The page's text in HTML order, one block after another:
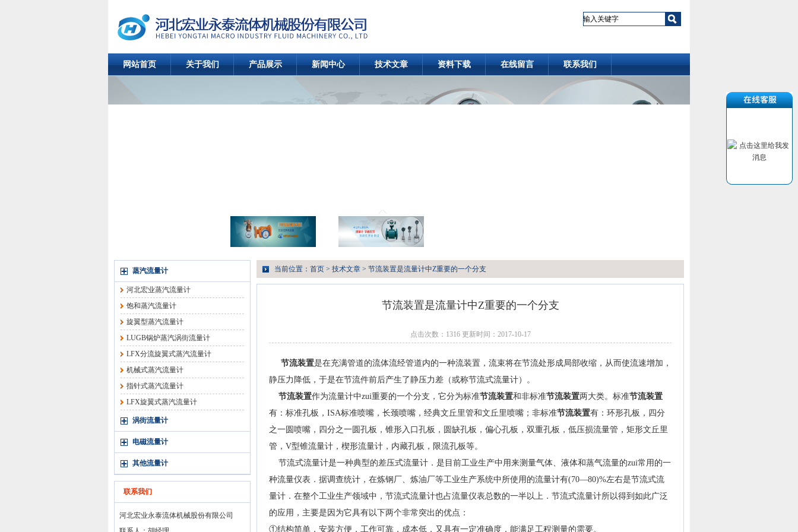
网站首页 关于我们 产品展示 新闻中心 技术文章 资料下载 在线留言 联系我们
蒸汽流量计
河北宏业蒸汽流量计
饱和蒸汽流量计
旋翼型蒸汽流量计
LUGB锅炉蒸汽涡街流量计
LFX分流旋翼式蒸汽流量计
机械式蒸汽流量计
指针式蒸汽流量计
LFX旋翼式蒸汽流量计
涡街流量计
电磁流量计
其他流量计
联系我们
河北宏业永泰流体机械股份有限公司
当前位置： 首页 > 技术文章 > 节流装置是流量计中Z重要的一个分支
节流装置是流量计中Z重要的一个分支
点击次数：1316 更新时间：2017-10-17
节流装置是在充满管道的流体流经管道内的一种流装置，流束将在节流处形成局部收缩，从而使流速增加，
静压力降低，于是在节流件前后产生了静压力差（或称节流式流量计）。
节流装置作为流量计中zui重要的一个分支，它分为标准节流装置和非标准节流装置两大类。标准节流装置
有：标准孔板，ISA标准喷嘴，长颈喷嘴，经典文丘里管和文丘里喷嘴；非标准节流装置有：环形孔板，四分
之一圆喷嘴，四分之一圆孔板，锥形入口孔板，圆缺孔板，偏心孔板，双重孔板，低压损流量管，矩形文丘里
管，V型锥流量计，楔形流量计，内藏孔板，限流孔板等。
节流式流量计是一种典型的差压式流量计．是目前工业生产中用来测量气体、液体和蒸气流量的zui常用的一
种流量仪表．据调查统计，在炼钢厂、炼油厂等工业生产系统中所使用的流量计有(70—80)%左右是节流式流
量计．在整个工业生产领域中，节流式流量计也占流量仪表总数的一半以上．节流式流量计所以得到如此广泛
的应用，主要是因为它具有以下两个非常突出的优点：
①结构简单，安装方便，工作可靠，成本低，又具有一定准确度．能满足工程测量的需要。